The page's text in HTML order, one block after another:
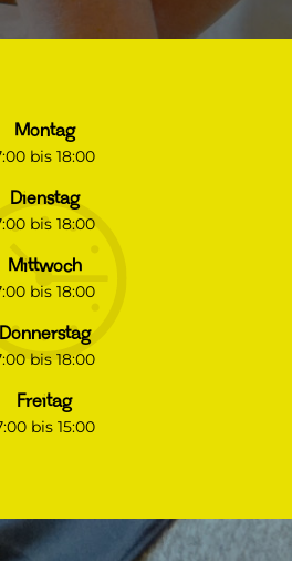
WELLNESS
HAUSBESUCHE
KONTAKT
Montag
bis 18:00
Dienstag
bis 18:00
Mittwoch
bis 18:00
Donnerstag
bis 18:00
Freitag
bis 15:00